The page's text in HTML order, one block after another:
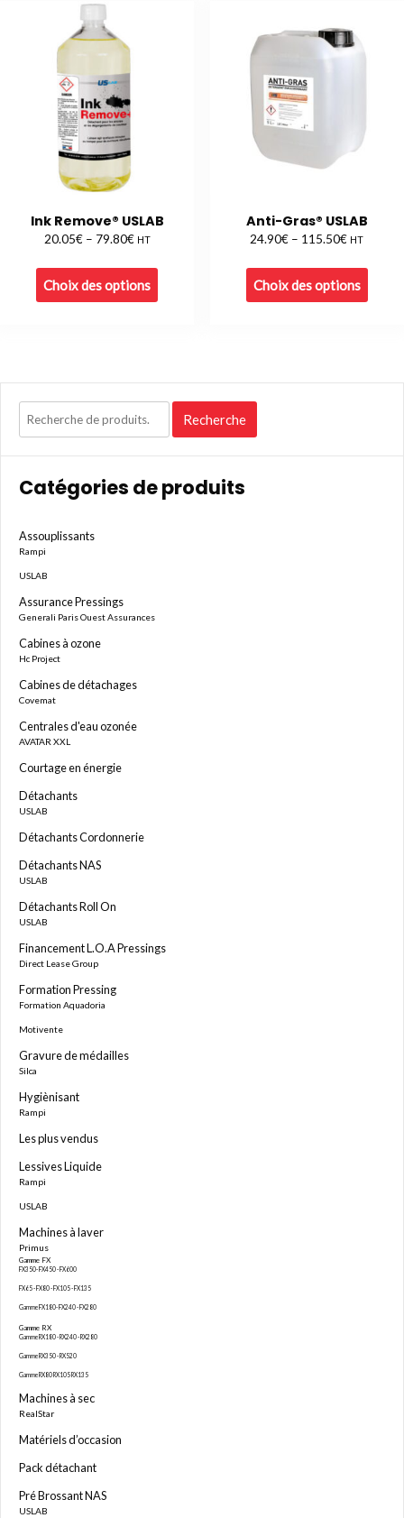
Ink Remove® USLAB
20.05€– 79.80€ HT
Choix des options
Anti-Gras® USLAB
24.90€ – 115.50€ HT
Choix des options
Recherche
pour :
Recherche
Catégories de produits
Assouplissants
Rampi
USLAB
Assurance Pressings
Generali Paris Ouest Assurances
Cabines à ozone
Hc Project
Cabines de détachages
Covemat
Centrales d'eau ozonée
AVATAR XXL
Courtage en énergie
Détachants
USLAB
Détachants Cordonnerie
Détachants NAS
USLAB
Détachants Roll On
USLAB
Financement L.O.A Pressings
Direct Lease Group
Formation Pressing
Formation Aquadoria
Motivente
Gravure de médailles
Silca
Hygiènisant
Rampi
Les plus vendus
Lessives Liquide
Rampi
USLAB
Machines à laver
Primus
Gamme FX
FX350- FX450 - FX600
FX65 - FX80 - FX105 - FX135
Gamme FX180- FX240 - FX280
Gamme RX
Gamme RX180 - RX240 - RX280
Gamme RX350 - RX520
Gamme RX80 RX105 RX135
Machines à sec
RealStar
Matériels d’occasion
Pack détachant
Pré Brossant NAS
USLAB